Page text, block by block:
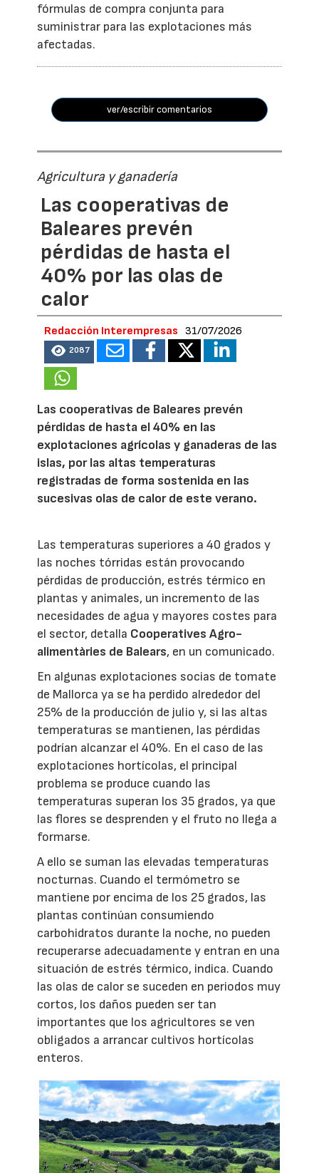
fórmulas de compra conjunta para
suministrar para las explotaciones más
afectadas.
ver/escribir comentarios
Agricultura y ganadería
Las cooperativas de
Baleares prevén
pérdidas de hasta el
40% por las olas de
calor
Redacción Interempresas 31/07/2026
2087
Las cooperativas de Baleares prevén
pérdidas de hasta el 40% en las
explotaciones agrícolas y ganaderas de las
islas, por las altas temperaturas
registradas de forma sostenida en las
sucesivas olas de calor de este verano.
Las temperaturas superiores a 40 grados y
las noches tórridas están provocando
pérdidas de producción, estrés térmico en
plantas y animales, un incremento de las
necesidades de agua y mayores costes para
el sector, detalla Cooperatives Agro-
alimentàries de Balears, en un comunicado.
En algunas explotaciones socias de tomate
de Mallorca ya se ha perdido alrededor del
25% de la producción de julio y, si las altas
temperaturas se mantienen, las pérdidas
podrían alcanzar el 40%. En el caso de las
explotaciones hortícolas, el principal
problema se produce cuando las
temperaturas superan los 35 grados, ya que
las flores se desprenden y el fruto no llega a
formarse.
A ello se suman las elevadas temperaturas
nocturnas. Cuando el termómetro se
mantiene por encima de los 25 grados, las
plantas continúan consumiendo
carbohidratos durante la noche, no pueden
recuperarse adecuadamente y entran en una
situación de estrés térmico, indica. Cuando
las olas de calor se suceden en periodos muy
cortos, los daños pueden ser tan
importantes que los agricultores se ven
obligados a arrancar cultivos hortícolas
enteros.